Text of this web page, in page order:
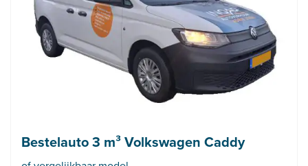
Bestelauto 3 m³ Volkswagen Caddy